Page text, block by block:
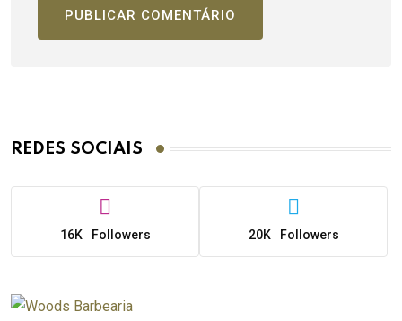
REDES SOCIAIS
16K Followers 20K Followers